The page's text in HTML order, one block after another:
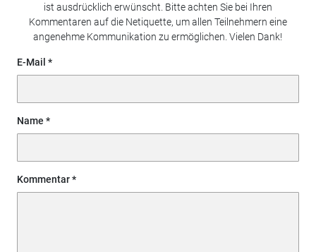
ist ausdrücklich erwünscht. Bitte achten Sie bei Ihren
Kommentaren auf die Netiquette, um allen Teilnehmern eine
angenehme Kommunikation zu ermöglichen. Vielen Dank!
E-Mail
Name
Kommentar